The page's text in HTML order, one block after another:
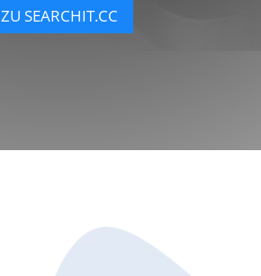
ZU SEARCHIT.CC